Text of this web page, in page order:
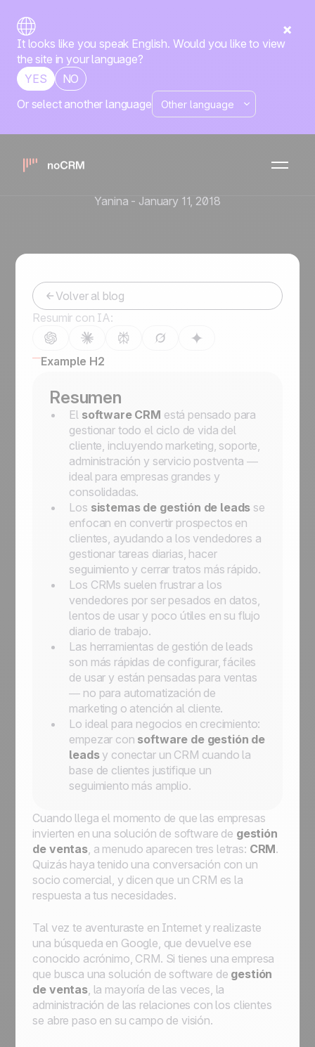
It looks like you speak English. Would you like to view
the site in your language?
YES
NO
Or select another language
Herramientas y automatización de ventas
¿Cuál es la diferencia entre
un Software de Gestión de
Yanina - January 11, 2018
Volver al blog
Resumir con IA:
Example H2
Resumen
El software CRM está pensado para
gestionar todo el ciclo de vida del
cliente, incluyendo marketing, soporte,
administración y servicio postventa —
ideal para empresas grandes y
consolidadas.
Los sistemas de gestión de leads se
enfocan en convertir prospectos en
clientes, ayudando a los vendedores a
gestionar tareas diarias, hacer
seguimiento y cerrar tratos más rápido.
Los CRMs suelen frustrar a los
vendedores por ser pesados en datos,
lentos de usar y poco útiles en su flujo
diario de trabajo.
Las herramientas de gestión de leads
son más rápidas de configurar, fáciles
de usar y están pensadas para ventas
— no para automatización de
marketing o atención al cliente.
Lo ideal para negocios en crecimiento:
empezar con software de gestión de
leadsy conectar un CRM cuando la
base de clientes justifique un
seguimiento más amplio.
Cuando llega el momento de que las empresas
invierten en una solución de software de gestión
de ventas, a menudo aparecen tres letras: CRM.
Quizás haya tenido una conversación con un
socio comercial, y dicen que un CRM es la
respuesta a tus necesidades.
Tal vez te aventuraste en Internet y realizaste
una búsqueda en Google, que devuelve ese
conocido acrónimo, CRM. Si tienes una empresa
que busca una solución de software de gestión
de ventas, la mayoría de las veces, la
administración de las relaciones con los clientes
se abre paso en su campo de visión.